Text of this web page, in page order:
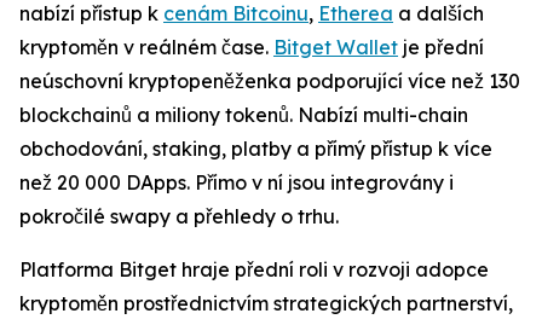
nabízí přístup k cenám Bitcoinu, Etherea a dalších
kryptoměn v reálném čase. Bitget Wallet je přední
neúschovní kryptopeněženka podporující více než 130
blockchainů a miliony tokenů. Nabízí multi-chain
obchodování, staking, platby a přímý přístup k více
než 20 000 DApps. Přímo v ní jsou integrovány i
pokročilé swapy a přehledy o trhu.
Platforma Bitget hraje přední roli v rozvoji adopce
kryptoměn prostřednictvím strategických partnerství,